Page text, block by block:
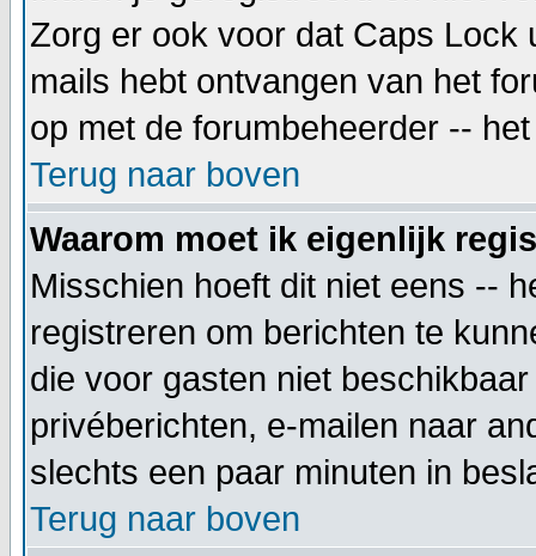
Zorg er ook voor dat Caps Lock
mails hebt ontvangen van het
op met de forumbeheerder --
Terug naar boven
Waarom moet ik eigenlijk
Misschien hoeft dit niet eens --
registreren om berichten te
die voor gasten niet
privéberichten, e-mailen naar
slechts een paar minuten in
Terug naar boven